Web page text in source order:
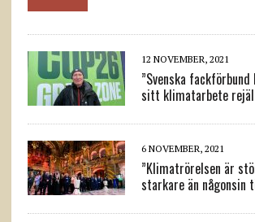
12 NOVEMBER, 2021
”Svenska fackförbund
sitt klimatarbete
6 NOVEMBER, 2021
”Klimatrörelsen är
starkare än någonsin